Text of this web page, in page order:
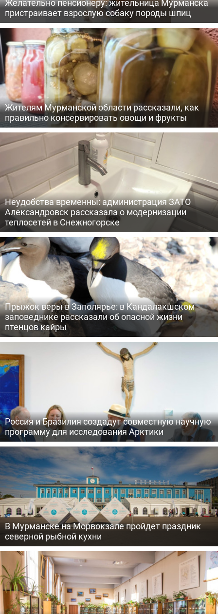
Желательно пенсионеру: жительница Мурманска
пристраивает взрослую собаку породы шпиц
Жителям Мурманской области рассказали, как
правильно консервировать овощи и фрукты
Неудобства временны: администрация ЗАТО
Александровск рассказала о модернизации
теплосетей в Снежногорске
Прыжок веры в Заполярье: в Кандалакшском
заповеднике рассказали об опасной жизни
птенцов кайры
Россия и Бразилия создадут совместную научную
программу для исследования Арктики
В Мурманске на Морвокзале пройдет праздник
северной рыбной кухни